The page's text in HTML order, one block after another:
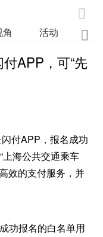

角 活动 业

APP，可“先
付APP，报名成功
海公共交通乘车
效的支付服务，并
功报名的白名单用